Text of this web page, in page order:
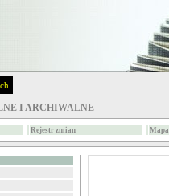
I ARCHIWALNE
Rejestr zmian